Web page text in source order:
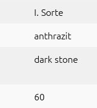
I. Sorte
anthrazit
dark stone
60